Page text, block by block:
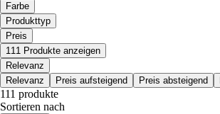
Farbe
Produkttyp
Preis
111 Produkte anzeigen
Relevanz
Relevanz
Preis aufsteigend Preis absteigend
111 produkte
Sortieren nach